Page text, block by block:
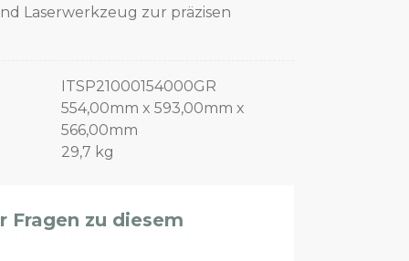
Laserwerkzeug zur präzisen
ITSP21000154000GR
554,00mm x 593,00mm x
566,00mm
29,7 kg
Fragen zu diesem